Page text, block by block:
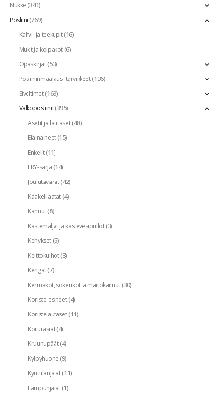
Nukke (341)
Posliini (769)
Kahvi- ja teekupit(16)
Mukit ja kolpakot(6)
Opaskirjat(53)
Posliininmaalaus- tarvikkeet(136)
Siveltimet(163)
Valkoposliinit(395)
Asetit ja lautaset(48)
Eläinaiheet(15)
Enkelit(11)
FRY-sarja(14)
Joulutavarat(42)
Kaakelilaatat(4)
Kannut(8)
Kastemaljat ja kastevesipullot(3)
Kehykset(6)
Keittokulhot(3)
Kengät(7)
Kermakot, sokerikot ja maitokannut(30)
Koriste-esineet(4)
Koristelautaset(11)
Korurasiat(4)
Kruunupäät(4)
Kylpyhuone(9)
Kynttilänjalat(11)
Lampunjalat(1)